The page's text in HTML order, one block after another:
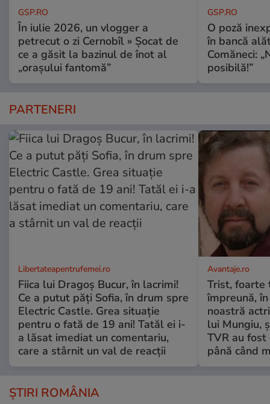
GSP.RO
În iulie 2026, un vlogger a
petrecut o zi Cernobîl » Șocat de
ce a găsit la bazinul de înot al
„orașului fantomă”
GSP.RO
O poză
în bancă
Comăneci:
posibilă!”
PARTENERI
Libertateapentrufemei.ro
Fiica lui Dragoș Bucur, în lacrimi!
Ce a putut păți Sofia, în drum spre
Electric Castle. Grea situație
pentru o fată de 19 ani! Tatăl ei i-
a lăsat imediat un comentariu,
care a stârnit un val de reacții
Avantaje.ro
Trist, foarte
împreună,
noastră
lui Mungiu,
TVR au
până când
ȘTIRI ROMÂNIA